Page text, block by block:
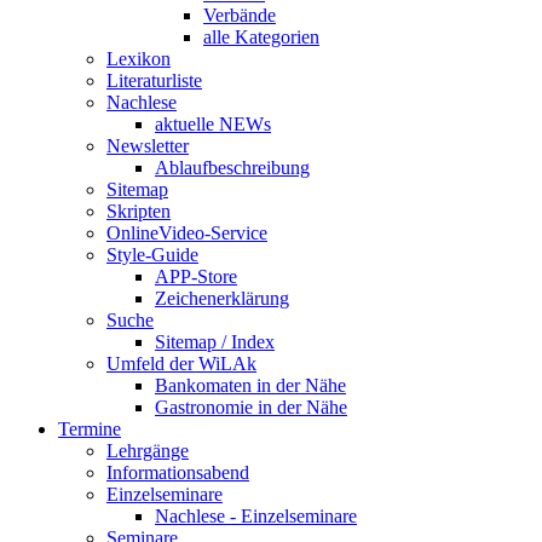
Verbände
alle Kategorien
Lexikon
Literaturliste
Nachlese
aktuelle NEWs
Newsletter
Ablaufbeschreibung
Sitemap
Skripten
OnlineVideo-Service
Style-Guide
APP-Store
Zeichenerklärung
Suche
Sitemap / Index
Umfeld der WiLAk
Bankomaten in der Nähe
Gastronomie in der Nähe
Termine
Lehrgänge
Informationsabend
Einzelseminare
Nachlese - Einzelseminare
Seminare